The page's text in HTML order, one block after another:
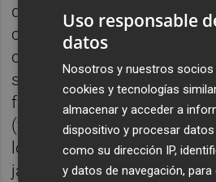
que acaban de recibir de
calamar de playa, pulpo a
cigalas o un sepionet a la
sobresaliente–; elegir
frescos que Kiko
(va al emnso tres días a la
lonnja) u optar por alguna
jarrete de cordero, lomo
Uso responsable
datos
Nosotros y nuestros
cookies y tecnologías
almacenar y acceder a
dispositivo y procesar
como su dirección IP,
y datos de navegación,